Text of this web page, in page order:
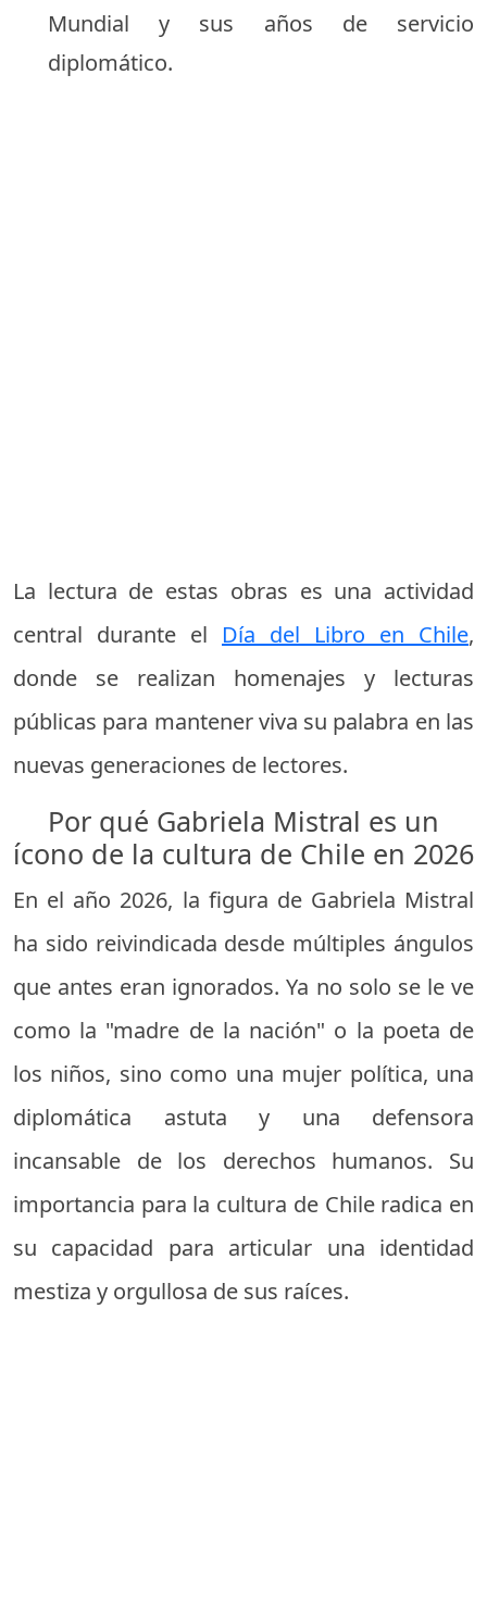
Mundial y sus años de servicio
diplomático.
La lectura de estas obras es una actividad
central durante el Día del Libro en Chile,
donde se realizan homenajes y lecturas
públicas para mantener viva su palabra en las
nuevas generaciones de lectores.
Por qué Gabriela Mistral es un
ícono de la cultura de Chile en 2026
En el año 2026, la figura de Gabriela Mistral
ha sido reivindicada desde múltiples ángulos
que antes eran ignorados. Ya no solo se le ve
como la "madre de la nación" o la poeta de
los niños, sino como una mujer política, una
diplomática astuta y una defensora
incansable de los derechos humanos. Su
importancia para la cultura de Chile radica en
su capacidad para articular una identidad
mestiza y orgullosa de sus raíces.